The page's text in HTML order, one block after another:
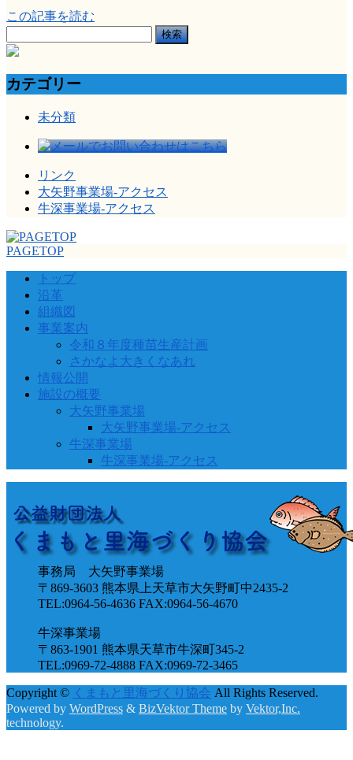
この記事を読む
索:
カテゴリー
未分類
リンク
大矢野事業場-アクセス
牛深事業場-アクセス
PAGETOP
トップ
沿革
組織図
事業案内
令和８年度種苗生産計画
さかなよ大きくなあれ
情報公開
施設の概要
大矢野事業場
大矢野事業場-アクセス
牛深事業場
牛深事業場-アクセス
事務局 大矢野事業場
〒869-3603 熊本県上天草市大矢野町中2435-2
TEL:0964-56-4636 FAX:0964-56-4670
牛深事業場
〒863-1901 熊本県天草市牛深町345-2
TEL:0969-72-4888 FAX:0969-72-3465
Copyright © くまもと里海づくり協会 All Rights Reserved.
Powered by WordPress & BizVektor Theme by Vektor,Inc.
technology.